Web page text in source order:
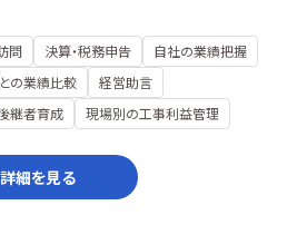
問 決算・税務申告
自社の業績把握
の業績比較
経営助言
継者育成 現場別の工事利益管理
詳細を見る